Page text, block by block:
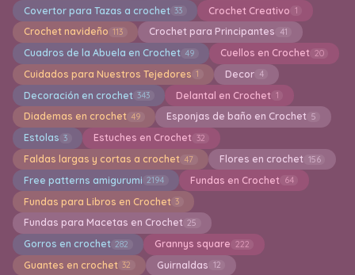
Covertor para Tazas a crochet 33 Crochet Creativo 1
Crochet navideño 113 Crochet para Principantes 41
Cuadros de la Abuela en Crochet 49 Cuellos en Crochet 20
Cuidados para Nuestros Tejedores 1 Decor 4
Decoración en crochet 343 Delantal en Crochet 1
Diademas en crochet 49 Esponjas de baño en Crochet 5
Estolas 3 Estuches en Crochet 32
Faldas largas y cortas a crochet 47 Flores en crochet 156
Free patterns amigurumi 2194 Fundas en Crochet 64
Fundas para Libros en Crochet 3
Fundas para Macetas en Crochet 25
Gorros en crochet 282 Grannys square 222
Guantes en crochet 32 Guirnaldas 12